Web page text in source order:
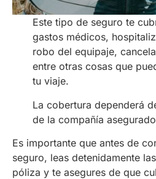
Este tipo de seguro te
gastos médicos,
robo del equipaje,
entre otras cosas que
tu viaje.
La cobertura dependerá
de la compañía
Es importante que antes de
seguro, leas detenidamente
póliza y te asegures de que